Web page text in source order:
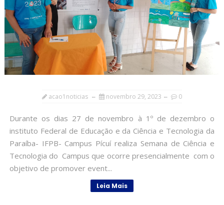
acao1noticias novembro 29, 2023 0
Durante os dias 27 de novembro à 1º de dezembro o
instituto Federal de Educação e da Ciência e Tecnologia da
Paraíba- IFPB- Campus Pícuí realiza Semana de Ciência e
Tecnologia do Campus que ocorre presencialmente com o
objetivo de promover event...
Leia Mais